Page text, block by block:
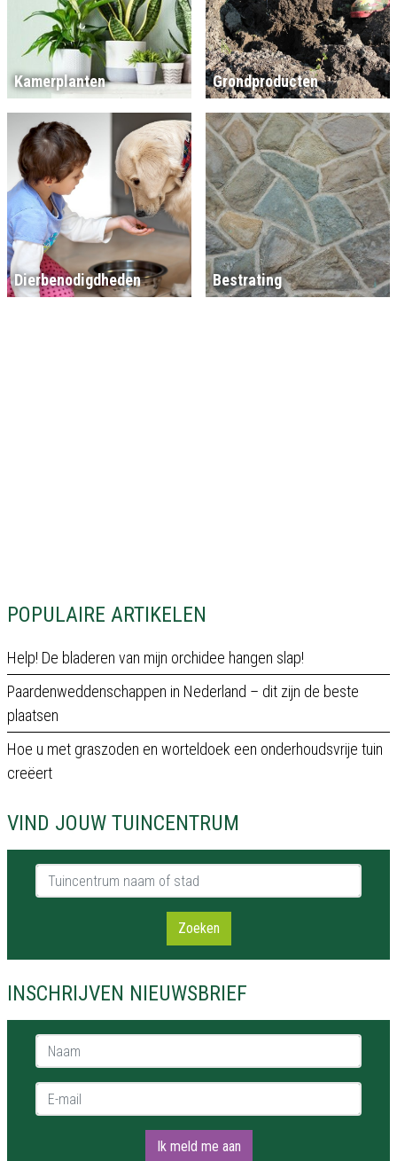
POPULAIRE ARTIKELEN
Help! De bladeren van mijn orchidee hangen slap!
Paardenweddenschappen in Nederland – dit zijn de beste
plaatsen
Hoe u met graszoden en worteldoek een onderhoudsvrije tuin
creëert
VIND JOUW TUINCENTRUM
Tuincentrum naam of stad
Zoeken
INSCHRIJVEN NIEUWSBRIEF
Naam *
E-mail *
Ik meld me aan
Kamerplanten Grondproducten
Dierbenodigdheden Bestrating